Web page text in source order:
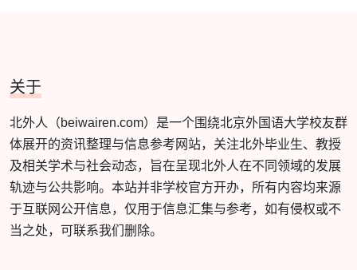
关于
北外人（beiwairen.com）是一个围绕北京外国语大学校友群
体展开的资讯整理与信息参考网站，关注北外毕业生、教授
及相关学术与社会动态，旨在呈现北外人在不同领域的发展
轨迹与公共影响。本站并非学校官方开办，所有内容均来源
于互联网公开信息，仅用于信息汇集与参考，如有侵权或不
当之处，可联系我们删除。